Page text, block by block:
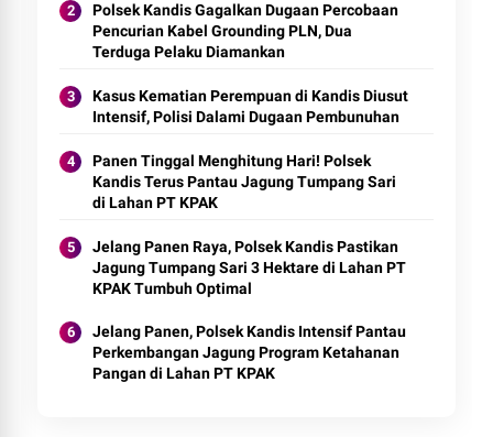
Polsek Kandis Gagalkan Dugaan Percobaan
Pencurian Kabel Grounding PLN, Dua
Terduga Pelaku Diamankan
Kasus Kematian Perempuan di Kandis Diusut
Intensif, Polisi Dalami Dugaan Pembunuhan
Panen Tinggal Menghitung Hari! Polsek
Kandis Terus Pantau Jagung Tumpang Sari
di Lahan PT KPAK
Jelang Panen Raya, Polsek Kandis Pastikan
Jagung Tumpang Sari 3 Hektare di Lahan PT
KPAK Tumbuh Optimal
Jelang Panen, Polsek Kandis Intensif Pantau
Perkembangan Jagung Program Ketahanan
Pangan di Lahan PT KPAK